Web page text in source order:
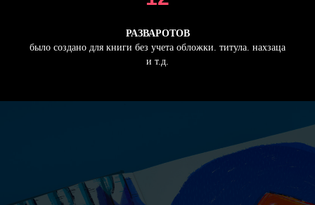
РАЗВАРОТОВ
было создано для книги без учета обложки. титула. нахзаца
и т.д.